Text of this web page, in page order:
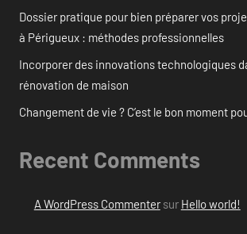
Dossier pratique pour bien préparer vos
à Périgueux : méthodes professionnelles
Incorporer des innovations technologiques
rénovation de maison
Changement de vie ? C’est le bon moment
Recent Comments
A WordPress Commentersur Hello world!